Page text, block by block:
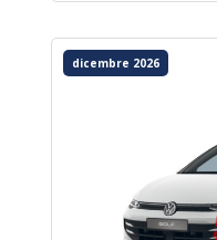
dicembre 2026